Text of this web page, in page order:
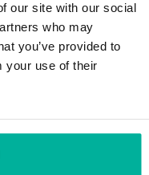
our site with our social
who may
you’ve provided to
your use of their